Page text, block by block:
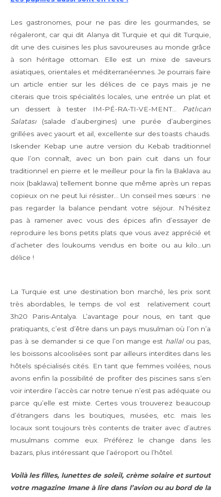
Les gastronomes, pour ne pas dire les gourmandes, se
régaleront, car qui dit Alanya dit Turquie et qui dit Turquie,
dit une des cuisines les plus savoureuses au monde grâce
à son héritage ottoman. Elle est un mixe de saveurs
asiatiques, orientales et méditerranéennes. Je pourrais faire
un article entier sur les délices de ce pays mais je ne
citerais que trois spécialités locales, une entrée un plat et
un dessert à tester IM-PÉ-RA-TI-VE-MENT…
Patlıcan
Salatası (salade d’aubergines) une purée d’aubergines
grillées avec yaourt et ail, excellente sur des toasts chauds.
Iskender Kebap une autre version du Kebab traditionnel
que l’on connaît, avec un bon pain cuit dans un four
traditionnel en pierre et le meilleur pour la fin la Baklava au
noix (baklawa) tellement bonne que même après un repas
copieux on ne peut lui résister… Un conseil mes sœurs : ne
pas regarder la balance pendant votre séjour. N’hésitez
pas à ramener avec vous des épices afin d’essayer de
reproduire les bons petits plats que vous avez apprécié et
d’acheter des loukoums vendus en boite ou au kilo…un
délice !
La Turquie est une destination bon marché, les prix sont
très abordables, le temps de vol est relativement court
3h20 Paris-Antalya. L’avantage pour nous, en tant que
pratiquants, c’est d’être dans un pays musulman où l’on n’a
pas à se demander si ce que l’on mange est hallalou pas,
les boissons alcoolisées sont par ailleurs interdites dans les
hôtels spécialisés cités. En tant que femmes voilées, nous
avons enfin la possibilité de profiter des piscines sans s’en
voir interdire l’accès car notre tenue n’est pas adéquate ou
parce qu’elle est mixte. Certes vous trouverez beaucoup
d’étrangers dans les boutiques, musées, etc. mais les
locaux sont toujours très contents de traiter avec d’autres
musulmans comme eux. Préférez le change dans les
bazars, plus intéressant que l’aéroport ou l’hôtel.
Voilà les filles, lunettes de soleil, crème solaire et surtout
votre magazine Imane à lire dans l’avion ou au bord de la